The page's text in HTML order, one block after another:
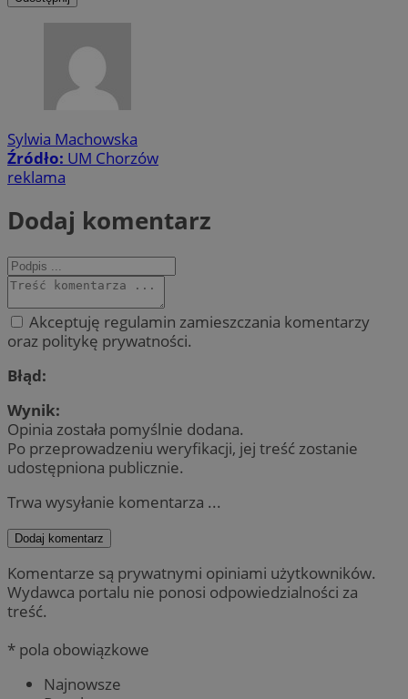
Sylwia Machowska
Źródło: UM Chorzów
reklama
Dodaj komentarz
Akceptuję regulamin zamieszczania komentarzy
oraz politykę prywatności.
Błąd:
Wynik:
Opinia została pomyślnie dodana.
Po przeprowadzeniu weryfikacji, jej treść zostanie
udostępniona publicznie.
Trwa wysyłanie komentarza ...
Dodaj komentarz
Komentarze są prywatnymi opiniami użytkowników.
Wydawca portalu nie ponosi odpowiedzialności za
treść.
* pola obowiązkowe
Najnowsze